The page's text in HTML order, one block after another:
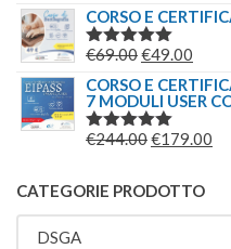
PREZZO
ORIGINALE
ERA:
€244.00.
CORSO E
VALUTATO
€69.00IL
PREZZO
ORIGINALE
ERA:
€49.00
È:
CORSO E
7 MODULI USER
VALUTATO
€244.00IL
ORIGINALE
ERA:
€179.00
È:
CATEGORIE PRODOTTO
DSGA